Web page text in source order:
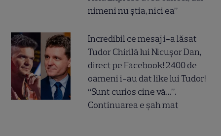
nimeni nu știa, nici ea”
Incredibil ce mesaj i-a lăsat
Tudor Chirilă lui Nicușor Dan,
direct pe Facebook! 2400 de
oameni i-au dat like lui Tudor!
“Sunt curios cine vă…”.
Continuarea e șah mat